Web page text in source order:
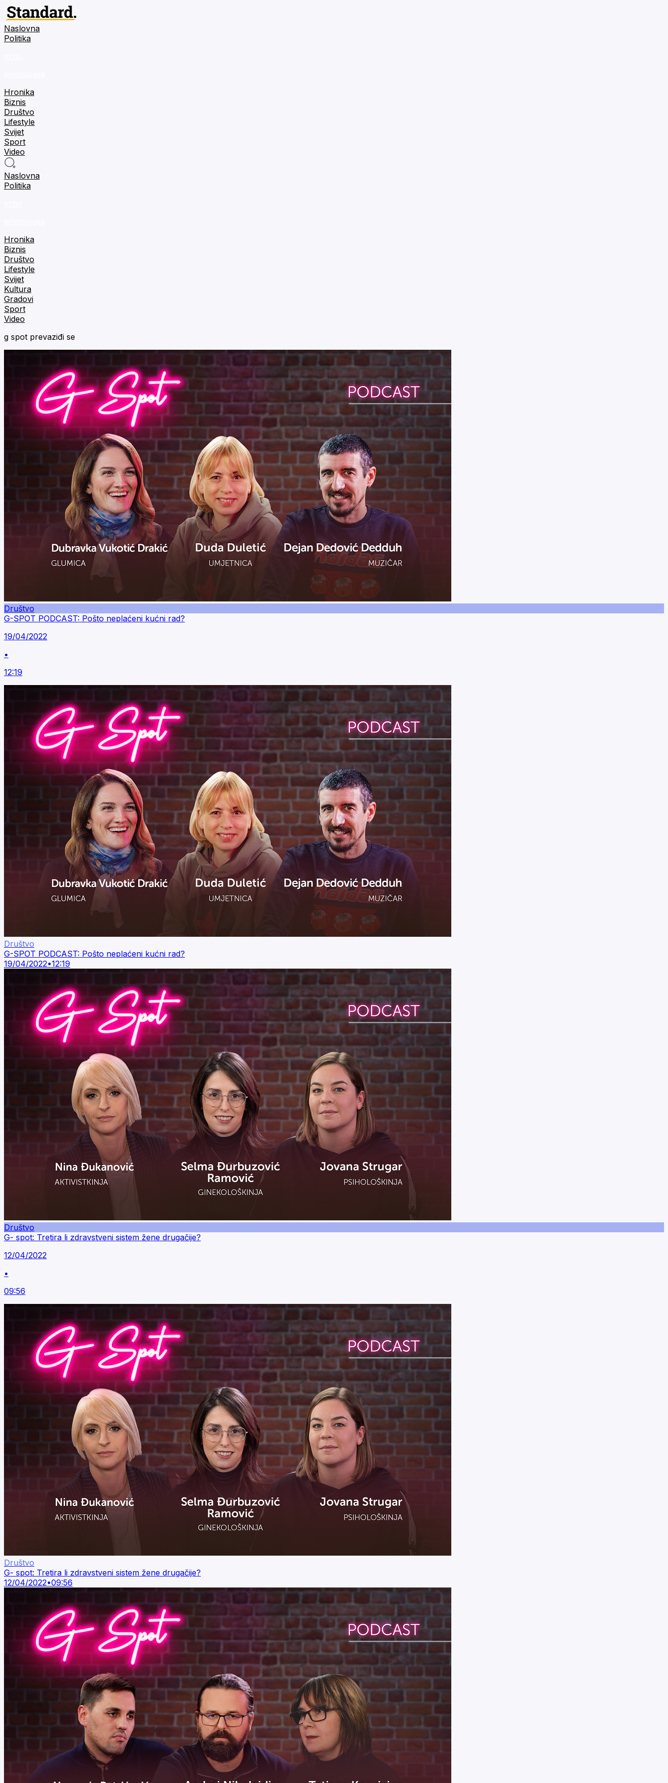
Naslovna
Politika
Hronika
Biznis
Društvo
Lifestyle
Svijet
Sport
Video
Naslovna
Politika
Hronika
Biznis
Društvo
Lifestyle
Svijet
Kultura
Gradovi
Sport
Video
g spot prevaziđi se
Društvo
G-SPOT PODCAST: Pošto neplaćeni kućni rad?
19/04/2022
•
12:19
Društvo
G-SPOT PODCAST: Pošto neplaćeni kućni rad?
19/04/2022•12:19
Društvo
G- spot: Tretira li zdravstveni sistem žene drugačije?
12/04/2022
•
09:56
Društvo
G- spot: Tretira li zdravstveni sistem žene drugačije?
12/04/2022•09:56